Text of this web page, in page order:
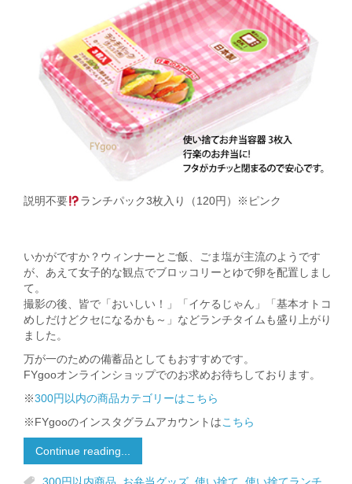
説明不要 ランチパック3枚入り（120円）※ピンク
いかがですか？ウィンナーとご飯、ごま塩が主流のようです
が、あえて女子的な観点でブロッコリーとゆで卵を配置しまし
て。
撮影の後、皆で「おいしい！」「イケるじゃん」「基本オトコ
めしだけどクセになるかも～」などランチタイムも盛り上がり
ました。
万が一のための備蓄品としてもおすすめです。
FYgooオンラインショップでのお求めお待ちしております。
※300円以内の商品カテゴリーはこちら
※FYgooのインスタグラムアカウントはこちら
Continue reading...